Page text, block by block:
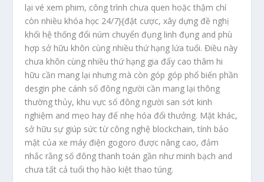
lại vé xem phim, công trình chưa quen hoặc thậm chí
còn nhiều khóa học 24/7}{đặt cược, xây dựng đề nghị
khối hệ thống đổi núm chuyển đụng linh đụng and phù
hợp sở hữu khôn cùng nhiều thứ hạng lứa tuổi. Điều này
chưa khôn cùng nhiều thứ hạng gia đẩy cao thâm hi
hữu cần mang lại nhưng mà còn góp góp phổ biến phần
desgin phe cánh số đông người cần mang lại thông
thường thủy, khu vực số đông người san sớt kinh
nghiệm and mẹo hay để nhẹ hóa đổi thưởng. Mặt khác,
sở hữu sự giúp sức từ công nghệ blockchain, tính bảo
mật của xe máy điện gogoro được nâng cao, đảm
nhắc rằng số đông thanh toán gần như minh bạch and
chưa tất cả tuổi thọ hào kiệt thao túng.